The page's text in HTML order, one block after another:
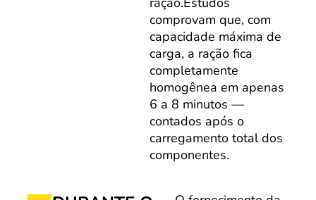
comprovam que, com
capacidade máxima de
carga, a ração fica
completamente
homogênea em apenas
6 a 8 minutos —
contados após o
carregamento total dos
componentes.